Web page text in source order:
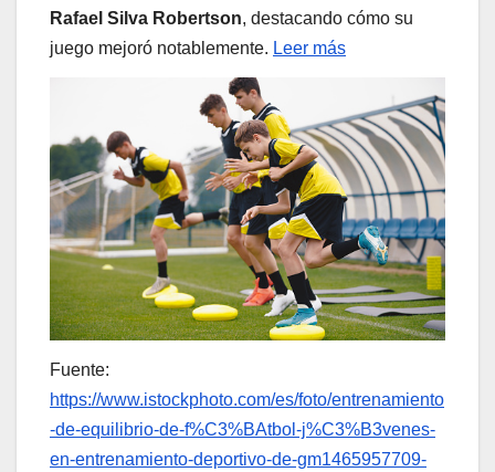
Rafael Silva Robertson, destacando cómo su
juego mejoró notablemente. Leer más
Fuente:
https://www.istockphoto.com/es/foto/entrenamiento
-de-equilibrio-de-f%C3%BAtbol-j%C3%B3venes-
en-entrenamiento-deportivo-de-gm1465957709-